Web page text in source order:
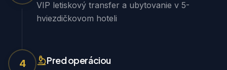
VIP letiskový transfer a ubytovanie v 5-
hviezdičkovom hoteli
4 Pred operáciou